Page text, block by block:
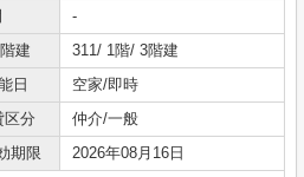
-
建
311/ 1階/ 3階建
日
空家/即時
区分
仲介/一般
期限
2026年08月16日